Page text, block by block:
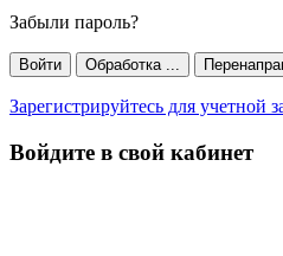
Забыли пароль?
Войти Обработка ...
Зарегистрируйтесь для учетной
Войдите в свой кабинет